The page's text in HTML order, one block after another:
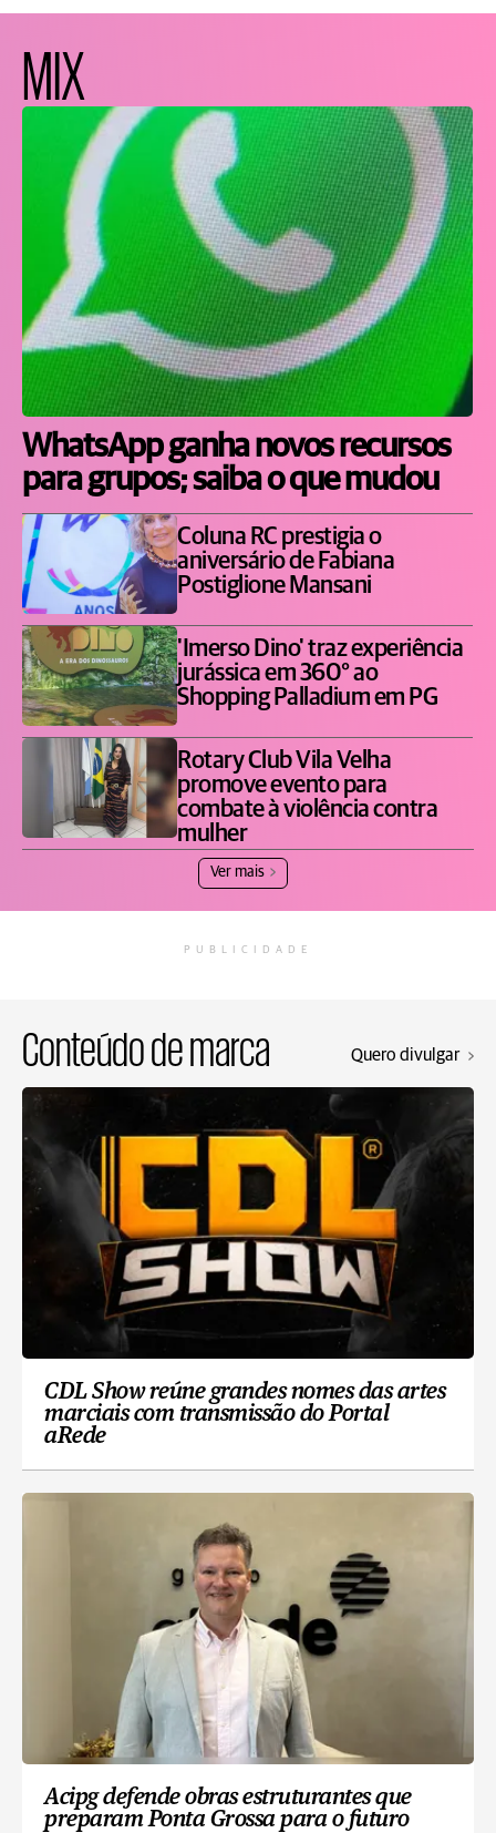
MIX
WhatsApp ganha novos recursos
para grupos; saiba o que mudou
Coluna RC prestigia o
aniversário de Fabiana
Postiglione Mansani
'Imerso Dino' traz experiência
jurássica em 360° ao
Shopping Palladium em PG
Rotary Club Vila Velha
promove evento para
combate à violência contra
mulher
Ver mais
PUBLICIDADE
Conteúdo de marca Quero divulgar
CDL Show reúne grandes nomes das artes
marciais com transmissão do Portal
aRede
Acipg defende obras estruturantes que
preparam Ponta Grossa para o futuro